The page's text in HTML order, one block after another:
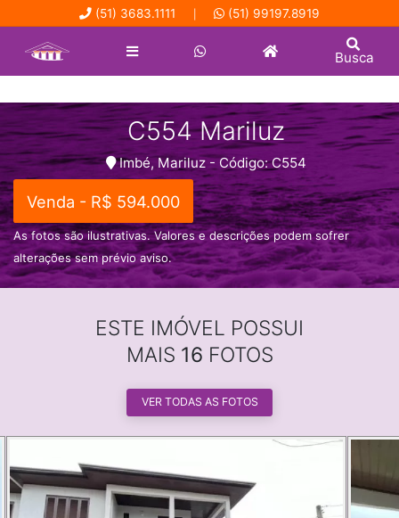
(51) 3683.1111 (51) 99197.8919
Busca
C554 Mariluz
Imbé, Mariluz - Código: C554
Venda - R$ 594.000
As fotos são ilustrativas. Valores e descrições podem sofrer
alterações sem prévio aviso.
ESTE IMÓVEL POSSUI
MAIS 16 FOTOS
VER TODAS AS FOTOS